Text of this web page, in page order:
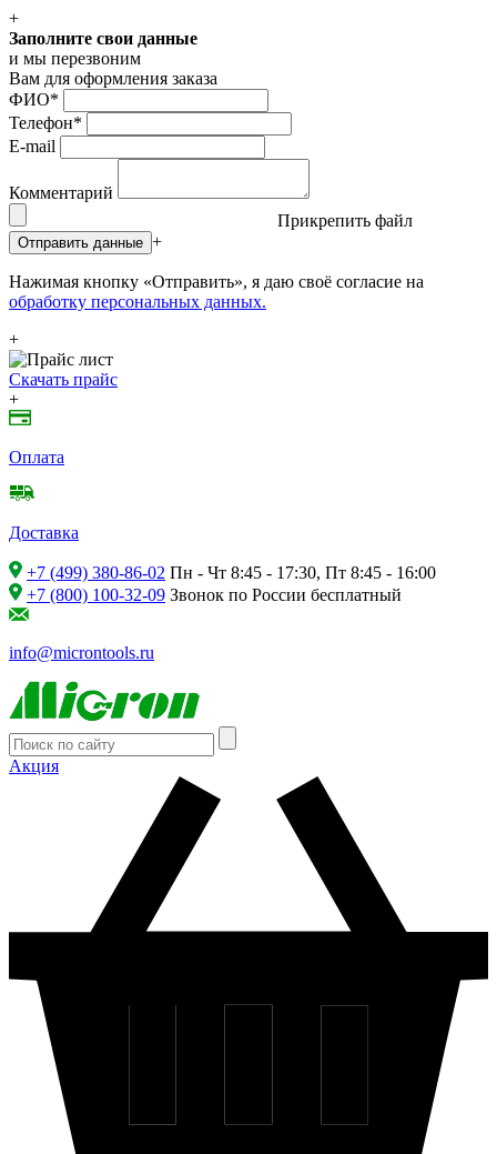
+
Заполните свои данные
и мы перезвоним
Вам для оформления заказа
ФИО*
Телефон*
E-mail
Комментарий
Прикрепить файл
Отправить данные +
Нажимая кнопку «Отправить», я даю своё согласие на
обработку персональных данных.
+
Скачать прайс
+
Оплата
Доставка
+7 (499) 380-86-02 Пн - Чт 8:45 - 17:30, Пт 8:45 - 16:00
+7 (800) 100-32-09 Звонок по России бесплатный
info@microntools.ru
Акция